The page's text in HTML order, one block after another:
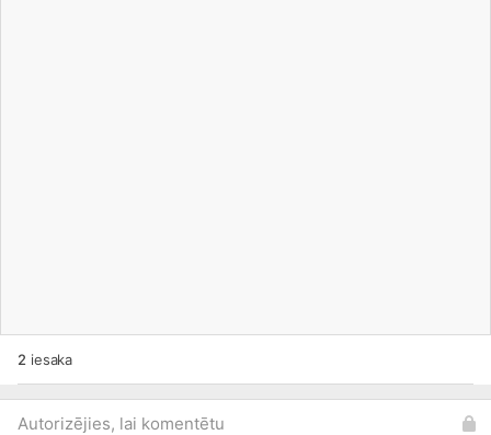
2 iesaka
Autorizējies, lai komentētu